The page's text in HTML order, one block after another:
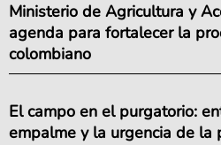
Ministerio de Agricultura y
agenda para fortalecer la
colombiano
El campo en el purgatorio:
empalme y la urgencia de la